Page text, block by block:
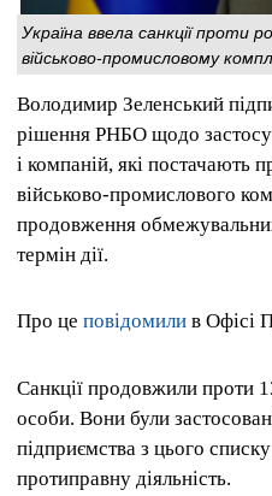
Україна ввела санкції проти
військово-промисловому
Володимир Зеленський
рішення РНБО щодо
і компаній, які постачають
військово-промислового
продовження
термін дії.
Про це повідомили в Офісі
Санкції продовжили проти
особи. Вони були
підприємства з цього
протиправну діяльність.